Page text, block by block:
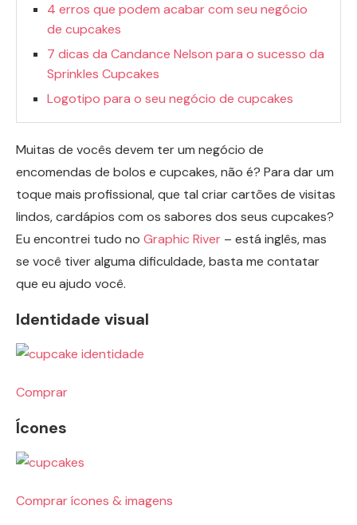
4 erros que podem acabar com seu negócio
de cupcakes
7 dicas da Candance Nelson para o sucesso da
Sprinkles Cupcakes
Logotipo para o seu negócio de cupcakes
Muitas de vocês devem ter um negócio de
encomendas de bolos e cupcakes, não é? Para dar um
toque mais profissional, que tal criar cartões de visitas
lindos, cardápios com os sabores dos seus cupcakes?
Eu encontrei tudo no Graphic River – está inglês, mas
se você tiver alguma dificuldade, basta me contatar
que eu ajudo você.
Identidade visual
Comprar
Ícones
Comprar ícones & imagens